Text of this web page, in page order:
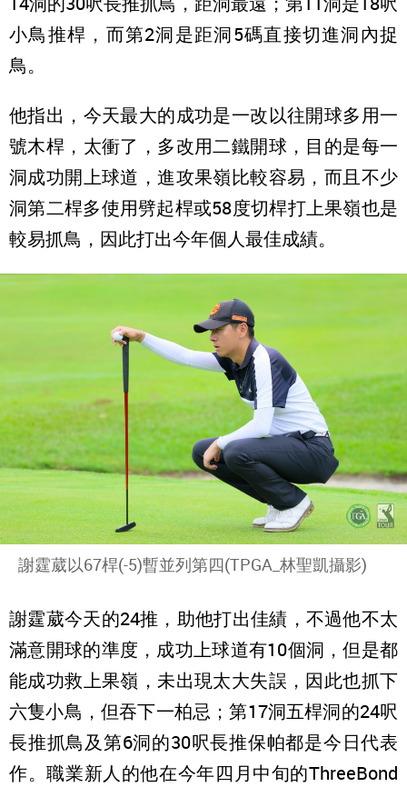
小鳥推桿，而第2洞是距洞5碼直接切進洞內捉
鳥。
他指出，今天最大的成功是一改以往開球多用一
號木桿，太衝了，多改用二鐵開球，目的是每一
洞成功開上球道，進攻果嶺比較容易，而且不少
洞第二桿多使用劈起桿或58度切桿打上果嶺也是
較易抓鳥，因此打出今年個人最佳成績。
謝霆葳以67桿(-5)暫並列第四(TPGA_林聖凱攝影)
謝霆葳今天的24推，助他打出佳績，不過他不太
滿意開球的準度，成功上球道有10個洞，但是都
能成功救上果嶺，未出現太大失誤，因此也抓下
六隻小鳥，但吞下一柏忌；第17洞五桿洞的24呎
長推抓鳥及第6洞的30呎長推保帕都是今日代表
作。職業新人的他在今年四月中旬的ThreeBond